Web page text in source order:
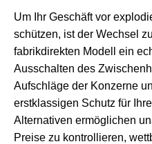
Um Ihr Geschäft vor
schützen, ist der Wechsel
fabrikdirekten Modell ein
Ausschalten des
Aufschläge der Konzerne
erstklassigen Schutz für
Alternativen ermöglichen
Preise zu kontrollieren,